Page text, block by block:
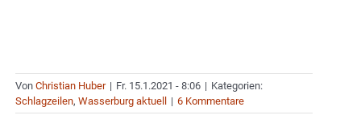
Von Christian Huber | Fr. 15.1.2021 - 8:06 | Kategorien:
Schlagzeilen, Wasserburg aktuell | 6 Kommentare